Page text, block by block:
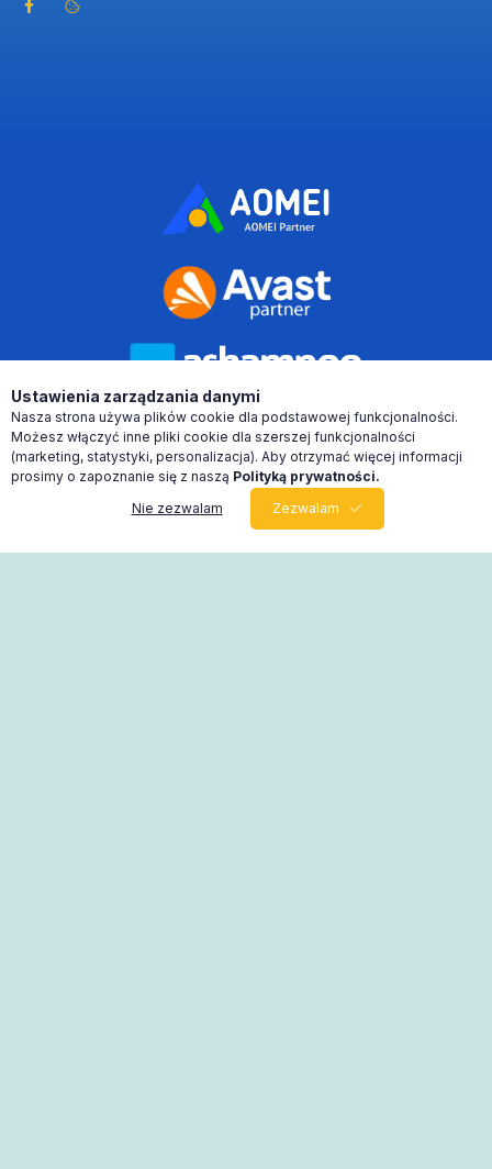
0
Ustawienia zarządzania danymi
Nasza strona używa plików cookie dla podstawowej funkcjonalności.
Możesz włączyć inne pliki cookie dla szerszej funkcjonalności
(marketing, statystyki, personalizacja). Aby otrzymać więcej informacji
prosimy o zapoznanie się z naszą Polityką prywatności.
Nie zezwalam
Zezwalam